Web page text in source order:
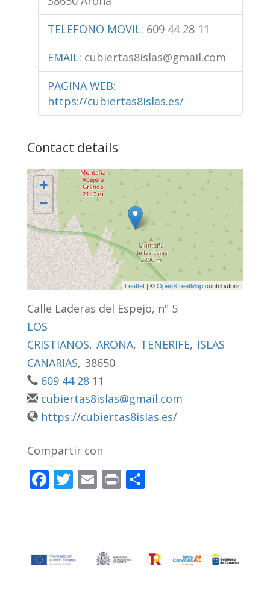
TELEFONO MOVIL: 609 44 28 11
EMAIL: cubiertas8islas@gmail.com
PAGINA WEB:
https://cubiertas8islas.es/
Contact details
+
−
Leaflet | ©OpenStreetMapcontributors
Calle Laderas del Espejo, nº 5
LOS
CRISTIANOS, ARONA, TENERIFE, ISLAS
CANARIAS, 38650
609 44 28 11
cubiertas8islas@gmail.com
https://cubiertas8islas.es/
Compartir con
F
ac
o
T
w
E
m
Pr
in
C
ar